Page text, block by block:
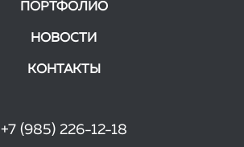
ПОРТФОЛИО
НОВОСТИ
КОНТАКТЫ
+7 (985) 226-12-18